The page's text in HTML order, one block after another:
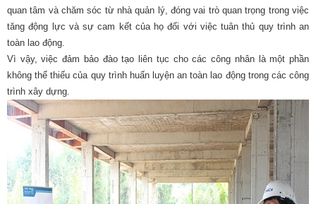
quan tâm và chăm sóc từ nhà quản lý, đóng vai trò quan trọng trong việc
tăng động lực và sự cam kết của họ đối với việc tuân thủ quy trình an
toàn lao động.
Vì vậy, việc đảm bảo đào tạo liên tục cho các công nhân là một phần
không thể thiếu của quy trình huấn luyện an toàn lao động trong các công
trình xây dựng.